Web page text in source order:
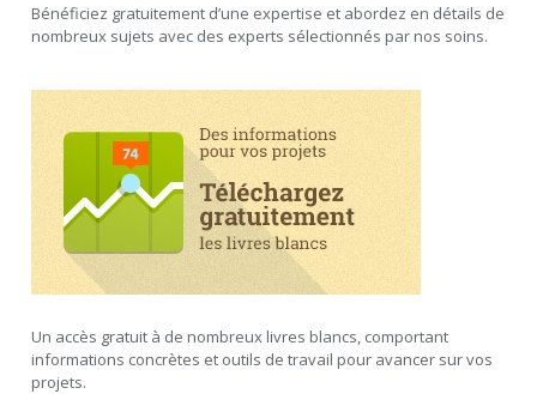
Bénéficiez gratuitement d’une expertise et abordez en détails de
nombreux sujets avec des experts sélectionnés par nos soins.
Un accès gratuit à de nombreux livres blancs, comportant
informations concrètes et outils de travail pour avancer sur vos
projets.